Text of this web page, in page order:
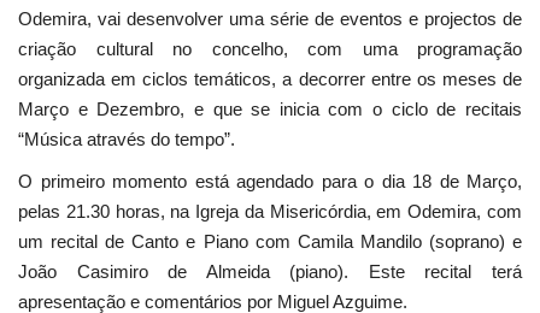
Odemira, vai desenvolver uma série de eventos e projectos de
criação cultural no concelho, com uma programação
organizada em ciclos temáticos, a decorrer entre os meses de
Março e Dezembro, e que se inicia com o ciclo de recitais
“Música através do tempo”.
O primeiro momento está agendado para o dia 18 de Março,
pelas 21.30 horas, na Igreja da Misericórdia, em Odemira, com
um recital de Canto e Piano com Camila Mandilo (soprano) e
João Casimiro de Almeida (piano). Este recital terá
apresentação e comentários por Miguel Azguime.